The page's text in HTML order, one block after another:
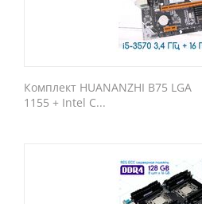
Комплект HUANANZHI B75 LGA
1155 + Intel C...